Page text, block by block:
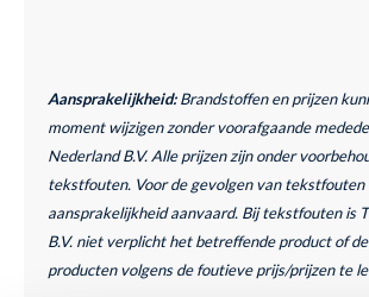
Aansprakelijkheid:Brandstoffen en prijzen
moment wijzigen zonder voorafgaande
Nederland B.V. Alle prijzen zijn onder
tekstfouten. Voor de gevolgen van tekstfouten
aansprakelijkheid aanvaard. Bij tekstfouten is
B.V. niet verplicht het betreffende product of
producten volgens de foutieve prijs/prijzen te